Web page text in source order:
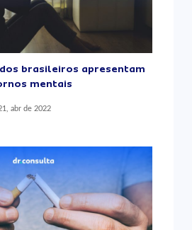
brasileiros apresentam
mentais
abr de 2022